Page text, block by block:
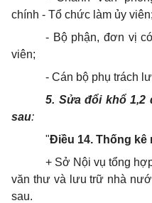
chính - Tổ chức làm ủy viên;
- Bộ phận, đơn vị
viên;
- Cán bộ phụ trách
5. Sửa đổi khổ 1,2
sau:
"Điều 14. Thống
+ Sở Nội vụ tổng
văn thư và lưu trữ nhà
sau.